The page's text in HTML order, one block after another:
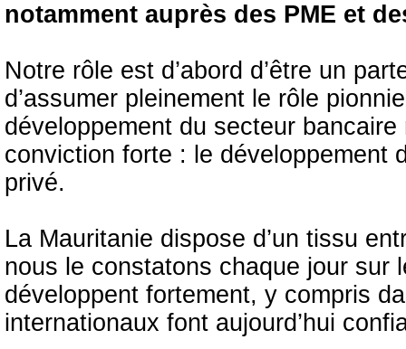
notamment auprès des PME et
Notre rôle est d’abord d’être un
d’assumer pleinement le rôle
développement du secteur
conviction forte : le développement
privé.
La Mauritanie dispose d’un tissu
nous le constatons chaque jour sur
développent fortement, y compris
internationaux font aujourd’hui